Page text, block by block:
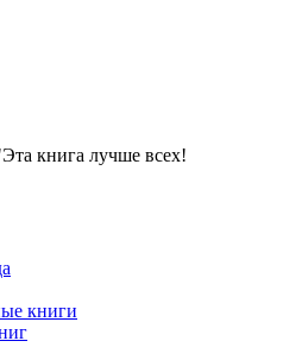
книга лучше всех!
книги